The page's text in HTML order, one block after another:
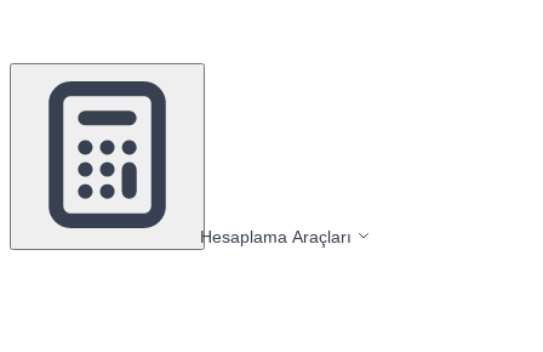
Hesaplama Araçları